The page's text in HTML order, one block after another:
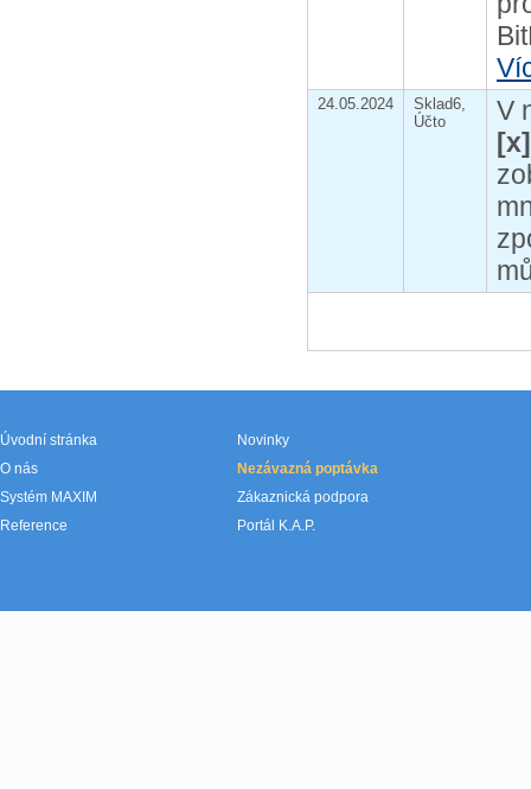
24.05.2024
Sklad6,
Účto
V
Úvodní stránka
O nás
Systém MAXIM
Reference
Novinky
Nezávazná poptávka
Zákaznická podpora
Portál K.A.P.